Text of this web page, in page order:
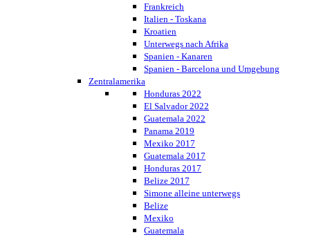
Frankreich
Italien - Toskana
Kroatien
Unterwegs nach Afrika
Spanien - Kanaren
Spanien - Barcelona und Umgebung
Zentralamerika
Honduras 2022
El Salvador 2022
Guatemala 2022
Panama 2019
Mexiko 2017
Guatemala 2017
Honduras 2017
Belize 2017
Simone alleine unterwegs
Belize
Mexiko
Guatemala